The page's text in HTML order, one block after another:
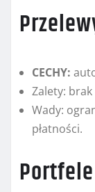
CECHY:
Zalety:
Wady:
płatności.